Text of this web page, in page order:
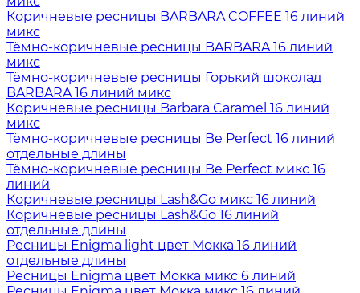
Коричневые ресницы BARBARA COFFEE 16 линий
микс
Тёмно-коричневые ресницы BARBARA 16 линий
микс
Тёмно-коричневые ресницы Горький шоколад
BARBARA 16 линий микс
Коричневые ресницы Barbara Caramel 16 линий
микс
Тёмно-коричневые ресницы Be Perfect 16 линий
отдельные длины
Тёмно-коричневые ресницы Be Perfect микс 16
линий
Коричневые ресницы Lash&Go микс 16 линий
Коричневые ресницы Lash&Go 16 линий
отдельные длины
Ресницы Enigma light цвет Мокка 16 линий
отдельные длины
Ресницы Enigma цвет Мокка микс 6 линий